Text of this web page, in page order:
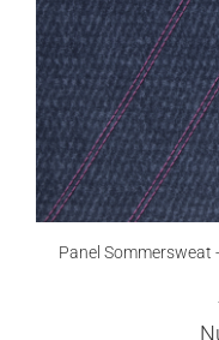
Panel Sommersweat